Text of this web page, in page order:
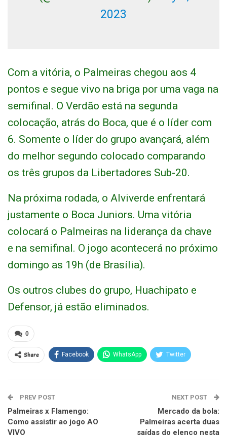
2023
Com a vitória, o Palmeiras chegou aos 4
pontos e segue vivo na briga por uma vaga na
semifinal. O Verdão está na segunda
colocação, atrás do Boca, que é o líder com
6. Somente o líder do grupo avançará, além
do melhor segundo colocado comparando
os três grupos da Libertadores Sub-20.
Na próxima rodada, o Alviverde enfrentará
justamente o Boca Juniors. Uma vitória
colocará o Palmeiras na liderança da chave
e na semifinal. O jogo acontecerá no próximo
domingo as 19h (de Brasília).
Os outros clubes do grupo, Huachipato e
Defensor, já estão eliminados.
0
Share Facebook WhatsApp Twitter
PREV POST
Palmeiras x Flamengo:
Como assistir ao jogo AO
VIVO
NEXT POST
Mercado da bola:
Palmeiras acerta duas
saídas do elenco nesta